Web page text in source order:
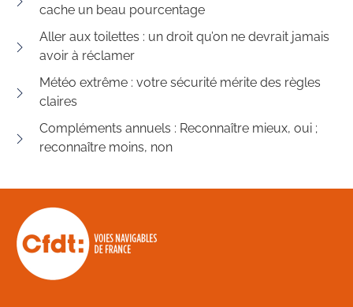
cache un beau pourcentage
Aller aux toilettes : un droit qu’on ne devrait jamais
avoir à réclamer
Météo extrême : votre sécurité mérite des règles
claires
Compléments annuels : Reconnaître mieux, oui ;
reconnaître moins, non